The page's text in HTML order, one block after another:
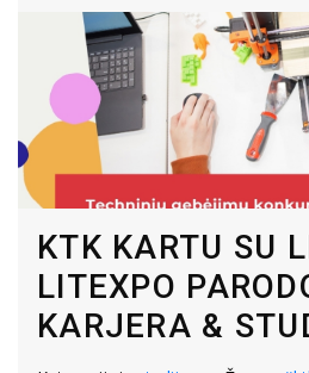
KTK KARTU SU
LITEXPO
KARJERA &